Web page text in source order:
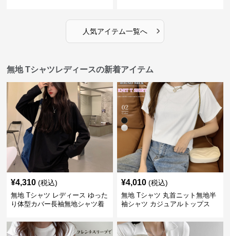
人気アイテム一覧へ ›
無地 Tシャツレディースの新着アイテム
¥4,310 (税込)
無地 Tシャツ レディース ゆった
り体型カバー長袖無地シャツ着
¥4,010 (税込)
無地 Tシャツ 丸首ニット無地半
袖シャツ カジュアルトップス